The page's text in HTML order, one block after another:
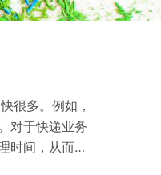
很多。例如，
对于快递业务
时间，从而满
有足够的快递